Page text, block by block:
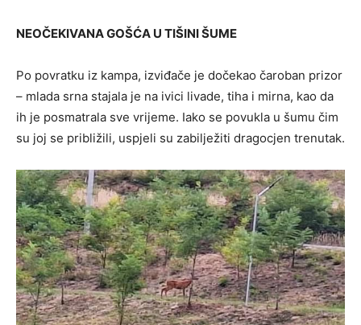
NEOČEKIVANA GOŠĆA U TIŠINI ŠUME
Po povratku iz kampa, izviđače je dočekao čaroban prizor
– mlada srna stajala je na ivici livade, tiha i mirna, kao da
ih je posmatrala sve vrijeme. Iako se povukla u šumu čim
su joj se približili, uspjeli su zabilježiti dragocjen trenutak.